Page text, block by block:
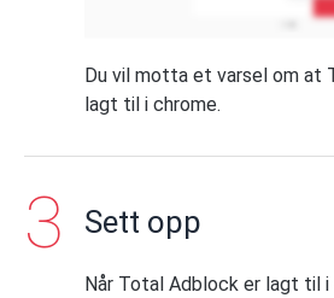
Du vil motta et varsel om at
lagt til i chrome.
Sett opp
Når Total Adblock er lagt til i